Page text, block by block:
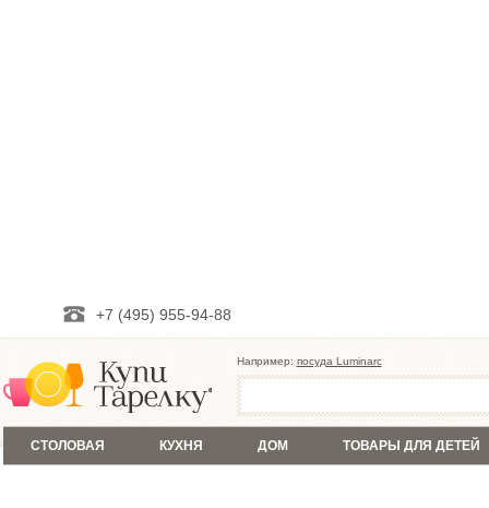
+7 (495) 955-94-88
Например: посуда Luminarc
СТОЛОВАЯ КУХНЯ ДОМ ТОВАРЫ ДЛЯ ДЕТЕЙ